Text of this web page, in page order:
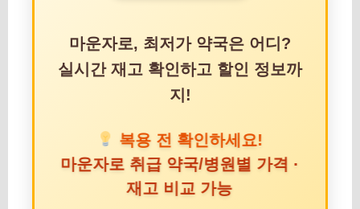
마운자로, 최저가 약국은 어디?
실시간 재고 확인하고 할인 정보까
지!
복용 전 확인하세요!
마운자로 취급 약국/병원별 가격 ·
재고 비교 가능